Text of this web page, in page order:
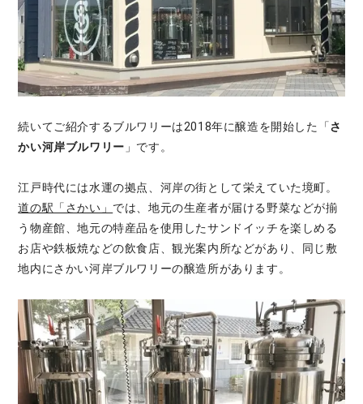
続いてご紹介するブルワリーは2018年に醸造を開始した「さ
かい河岸ブルワリー 」です。
江戸時代には水運の拠点、河岸の街として栄えていた境町。
道の駅「さかい」 では、地元の生産者が届ける野菜などが揃
う物産館、地元の特産品を使用したサンドイッチを楽しめる
お店や鉄板焼などの飲食店、観光案内所などがあり、同じ敷
地内にさかい河岸ブルワリーの醸造所があります。